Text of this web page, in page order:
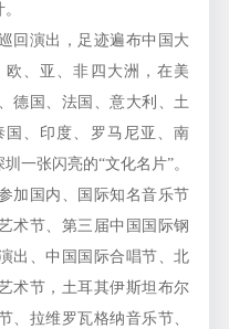
演出，足迹遍布中国大
、亚、非四大洲，在美
德国、法国、意大利、土
、印度、罗马尼亚、南
一张闪亮的“文化名片”。
国内、国际知名音乐节
术节、第三届中国国际钢
出、中国国际合唱节、北
术节，土耳其伊斯坦布尔
、拉维罗瓦格纳音乐节、